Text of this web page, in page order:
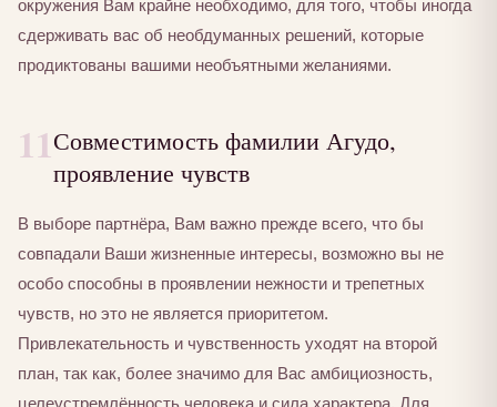
окружения Вам крайне необходимо, для того, чтобы иногда
сдерживать вас об необдуманных решений, которые
продиктованы вашими необъятными желаниями.
11Совместимость фамилии Агудо,
проявление чувств
В выборе партнёра, Вам важно прежде всего, что бы
совпадали Ваши жизненные интересы, возможно вы не
особо способны в проявлении нежности и трепетных
чувств, но это не является приоритетом.
Привлекательность и чувственность уходят на второй
план, так как, более значимо для Вас амбициозность,
целеустремлённость человека и сила характера. Для